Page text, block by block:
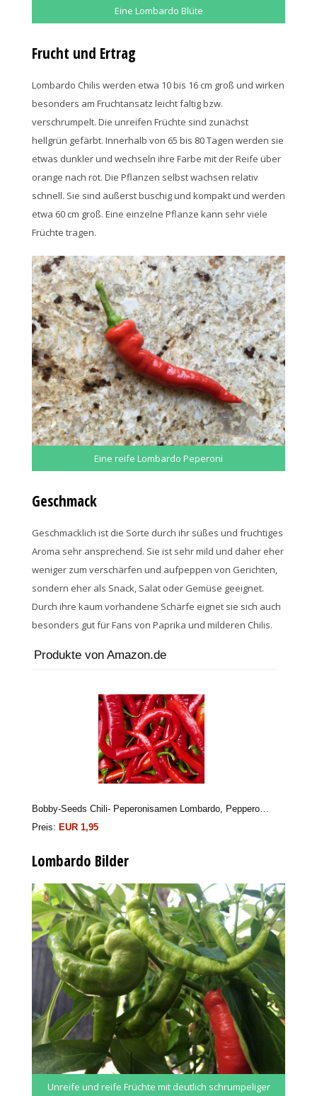
Eine Lombardo Blüte
Frucht und Ertrag
Lombardo Chilis werden etwa 10 bis 16 cm groß und wirken
besonders am Fruchtansatz leicht faltig bzw.
verschrumpelt. Die unreifen Früchte sind zunächst
hellgrün gefärbt. Innerhalb von 65 bis 80 Tagen werden sie
etwas dunkler und wechseln ihre Farbe mit der Reife über
orange nach rot. Die Pflanzen selbst wachsen relativ
schnell. Sie sind äußerst buschig und kompakt und werden
etwa 60 cm groß. Eine einzelne Pflanze kann sehr viele
Früchte tragen.
Eine reife Lombardo Peperoni
Geschmack
Geschmacklich ist die Sorte durch ihr süßes und fruchtiges
Aroma sehr ansprechend. Sie ist sehr mild und daher eher
weniger zum verschärfen und aufpeppen von Gerichten,
sondern eher als Snack, Salat oder Gemüse geeignet.
Durch ihre kaum vorhandene Schärfe eignet sie sich auch
besonders gut für Fans von Paprika und milderen Chilis.
Produkte von Amazon.de
Bobby-Seeds Chili- Peperonisamen Lombardo, Pepperoni Portion
Preis: EUR 1,95
Lombardo Bilder
Unreife und reife Früchte mit deutlich schrumpeliger